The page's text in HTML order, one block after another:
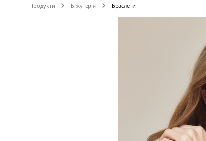
Продукти Біжутерія Браслети